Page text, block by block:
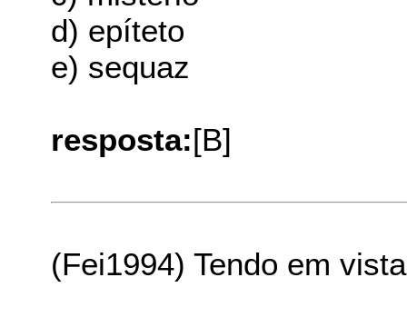
d) epíteto
e) sequaz
resposta:[B]
(Fei1994) Tendo em